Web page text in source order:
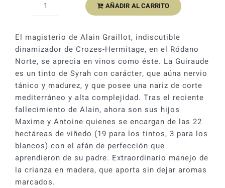
Alain
La
Guiraude
2023
cantidad
AÑADIR AL CARRITO
El magisterio de Alain Graillot, indiscutible
dinamizador de Crozes-Hermitage, en el Ródano
Norte, se aprecia en vinos como éste. La Guiraude
es un tinto de Syrah con carácter, que aúna nervio
tánico y madurez, y que posee una nariz de corte
mediterráneo y alta complejidad. Tras el reciente
fallecimiento de Alain, ahora son sus hijos
Maxime y Antoine quienes se encargan de las 22
hectáreas de viñedo (19 para los tintos, 3 para los
blancos) con el afán de perfección que
aprendieron de su padre. Extraordinario manejo de
la crianza en madera, que aporta sin dejar aromas
marcados.